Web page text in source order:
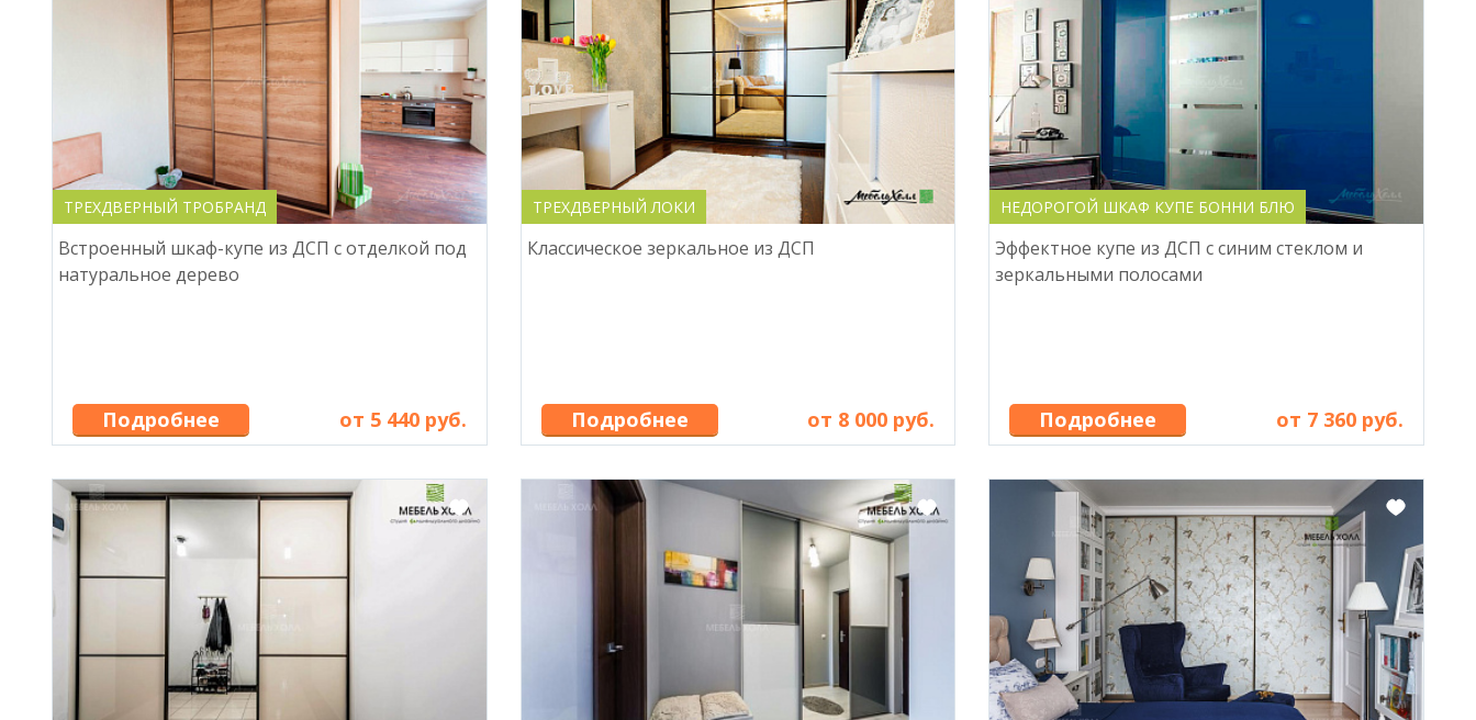
ТРЕХДВЕРНЫЙ ТРОБРАНД
Встроенный шкаф-купе из ДСП с отделкой под
натуральное дерево
Подробнее от 5 440 руб.
ТРЕХДВЕРНЫЙ ЛОКИ
Классическое зеркальное из ДСП
Подробнее от 8 000 руб.
НЕДОРОГОЙ ШКАФ КУПЕ БОННИ БЛЮ
Эффектное купе из ДСП с синим стеклом и
зеркальными полосами
Подробнее от 7 360 руб.